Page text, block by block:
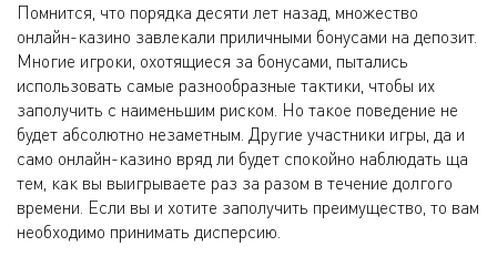
Помнится, что порядка десяти лет назад, множество
онлайн-казино завлекали приличными бонусами на депозит.
Многие игроки, охотящиеся за бонусами, пытались
использовать самые разнообразные тактики, чтобы их
заполучить с наименьшим риском. Но такое поведение не
будет абсолютно незаметным. Другие участники игры, да и
само онлайн-казино вряд ли будет спокойно наблюдать ща
тем, как вы выигрываете раз за разом в течение долгого
времени. Если вы и хотите заполучить преимущество, то вам
необходимо принимать дисперсию.